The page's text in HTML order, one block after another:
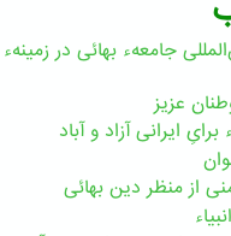
جامعهء بهائی در
عزیز
ایرانی آزاد و آباد
از منظر دین بهائی